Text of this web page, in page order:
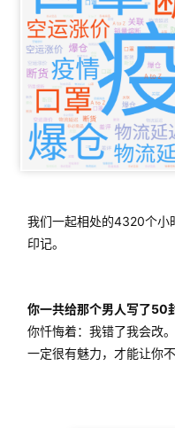
我们一起相处的4320个小
印记。
你一共给那个男人写了50
你忏悔着：我错了我会改
一定很有魅力，才能让你不